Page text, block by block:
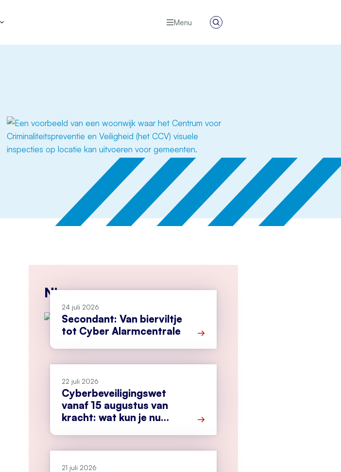
Menu
Zoeken
Nieuws
24 juli 2026
Secondant: Van bierviltje
tot Cyber Alarmcentrale
22 juli 2026
Cyberbeveiligingswet
vanaf 15 augustus van
kracht: wat kun je nu
21 juli 2026